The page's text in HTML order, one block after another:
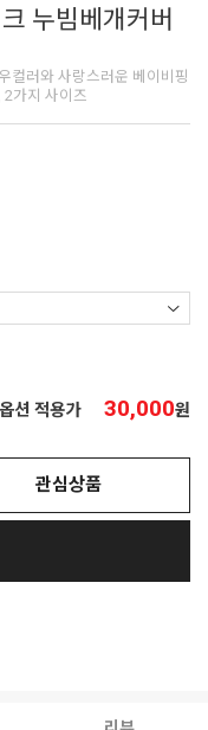
누빔베개커버
컬러와 사랑스러운 베이비핑
가지 사이즈
옵션 적용가 30,000원
관심상품